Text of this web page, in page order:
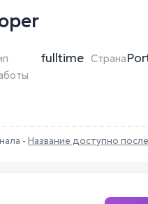
fulltime Страна
- Название доступно